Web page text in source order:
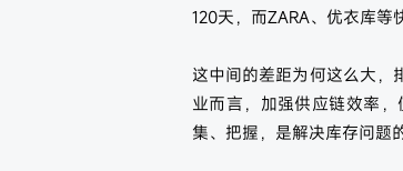
120天，而ZARA、优衣库等
这中间的差距为何这么大，
业而言，加强供应链效率
集、把握，是解决库存问题